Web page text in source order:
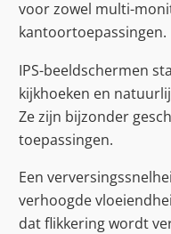
voor zowel multi-
kantoortoepassingen.
IPS-beeldschermen
kijkhoeken en
Ze zijn bijzonder
toepassingen.
Een
verhoogde
dat flikkering wordt